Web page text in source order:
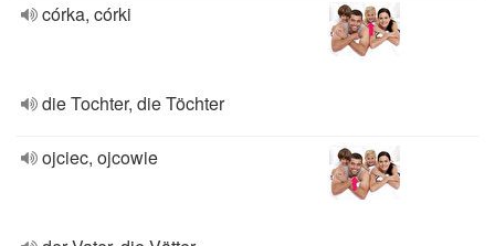
córka, córki
die Tochter, die Töchter
ojciec, ojcowie